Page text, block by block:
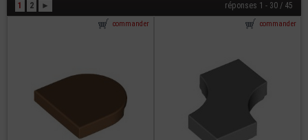
1 2 ► réponses 1 - 30 / 45
commander commander